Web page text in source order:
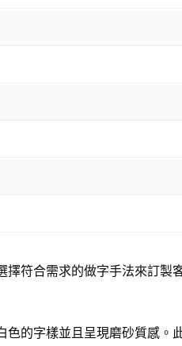
符合需求的做字手法來訂製
的字樣並且呈現磨砂質感。